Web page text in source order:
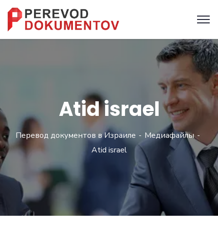
Atid israel
Перевод документов в Израиле
Медиафайлы
Atid israel